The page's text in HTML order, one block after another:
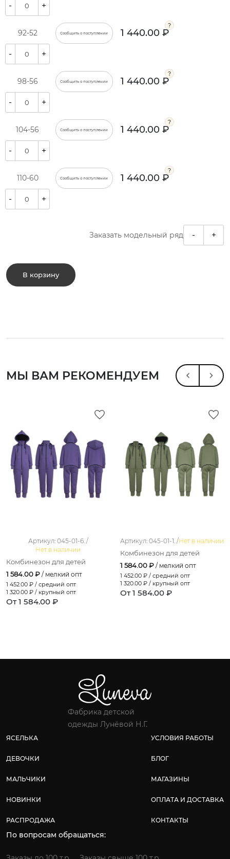
- +
92-52 Сообщить о поступлении 1 440.00 ₽
- +
98-56 Сообщить о поступлении 1 440.00 ₽
- +
104-56 Сообщить о поступлении 1 440.00 ₽
- +
110-60 Сообщить о поступлении 1 440.00 ₽
- +
Заказать модельный ряд - +
В корзину
МЫ ВАМ РЕКОМЕНДУЕМ
Артикул: 045-01-6. /
Нет в наличии
Комбинезон для детей
1 584.00 ₽ / мелкий опт
1 452.00 ₽ / средний опт
1 320.00 ₽ / крупный опт
От 1 584.00 ₽
Артикул: 045-01-1. /Нет в наличии
Комбинезон для детей
1 584.00 ₽ / мелкий опт
1 452.00 ₽ / средний опт
1 320.00 ₽ / крупный опт
От 1 584.00 ₽
Фабрика детской
одежды Лунёвой Н.Г.
ЯСЕЛЬКА
ДЕВОЧКИ
МАЛЬЧИКИ
НОВИНКИ
РАСПРОДАЖА
УСЛОВИЯ РАБОТЫ
БЛОГ
МАГАЗИНЫ
ОПЛАТА И ДОСТАВКА
КОНТАКТЫ
По вопросам обращаться: